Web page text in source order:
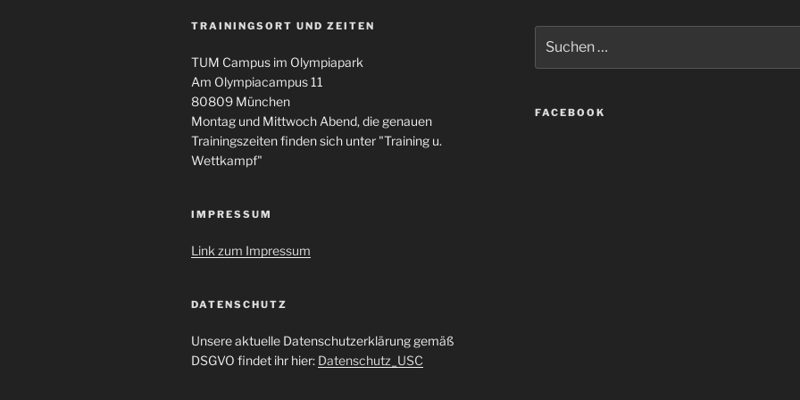
TRAININGSORT UND ZEITEN
TUM Campus im Olympiapark
Am Olympiacampus 11
80809 München
Montag und Mittwoch Abend, die genauen
Trainingszeiten finden sich unter "Training u.
Wettkampf"
IMPRESSUM
Link zum Impressum
DATENSCHUTZ
Unsere aktuelle Datenschutzerklärung gemäß
DSGVO findet ihr hier: Datenschutz_USC
nach:
FACEBOOK